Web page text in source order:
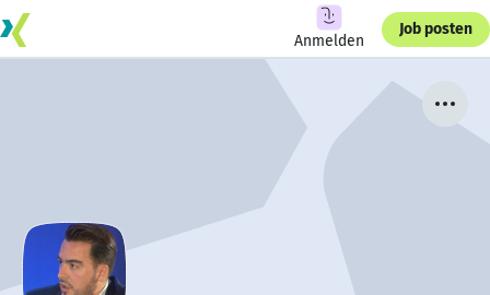
Anmelden
Job posten